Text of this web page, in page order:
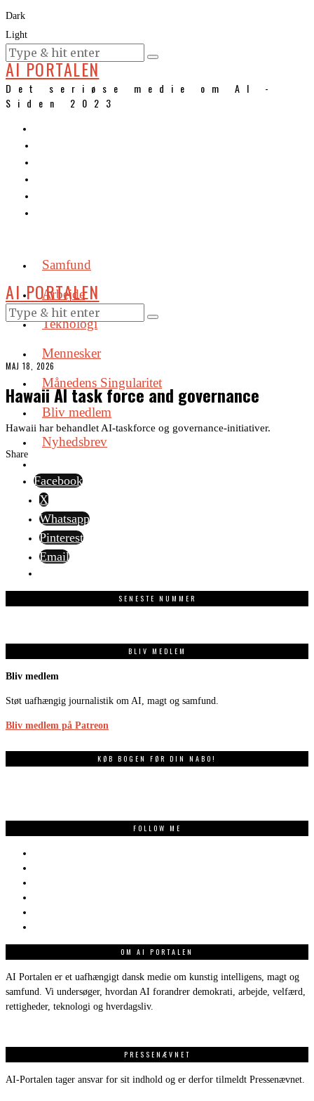
Dark
Light
KURSER
AI PORTALEN
Det seriøse medie om AI -
Siden 2023
Samfund
Arbejde
Teknologi
Mennesker
Månedens Singularitet
Bliv medlem
Nyhedsbrev
AI PORTALEN
MAJ 18, 2026
Hawaii AI task force and governance
Hawaii har behandlet AI-taskforce og governance-initiativer.
Share
Facebook
X
Whatsapp
Pinterest
Email
SENESTE NUMMER
BLIV MEDLEM
Bliv medlem
Støt uafhængig journalistik om AI, magt og samfund.
Bliv medlem på Patreon
KØB BOGEN FØR DIN NABO!
FOLLOW ME
OM AI PORTALEN
AI Portalen er et uafhængigt dansk medie om kunstig intelligens, magt og
samfund. Vi undersøger, hvordan AI forandrer demokrati, arbejde, velfærd,
rettigheder, teknologi og hverdagsliv.
PRESSENÆVNET
AI-Portalen tager ansvar for sit indhold og er derfor tilmeldt Pressenævnet.